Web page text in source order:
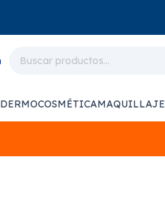
DERMOCOSMÉTICAMAQUILLAJE